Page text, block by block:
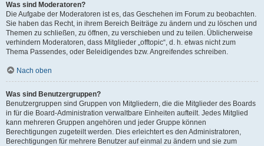
Was sind Moderatoren?
Die Aufgabe der Moderatoren ist es, das Geschehen im Forum zu beobachten.
Sie haben das Recht, in ihrem Bereich Beiträge zu ändern und zu löschen und
Themen zu schließen, zu öffnen, zu verschieben und zu teilen. Üblicherweise
verhindern Moderatoren, dass Mitglieder „offtopic“, d. h. etwas nicht zum
Thema Passendes, oder Beleidigendes bzw. Angreifendes schreiben.
Nach oben
Was sind Benutzergruppen?
Benutzergruppen sind Gruppen von Mitgliedern, die die Mitglieder des Boards
in für die Board-Administration verwaltbare Einheiten aufteilt. Jedes Mitglied
kann mehreren Gruppen angehören und jeder Gruppe können
Berechtigungen zugeteilt werden. Dies erleichtert es den Administratoren,
Berechtigungen für mehrere Benutzer auf einmal zu ändern und sie zum